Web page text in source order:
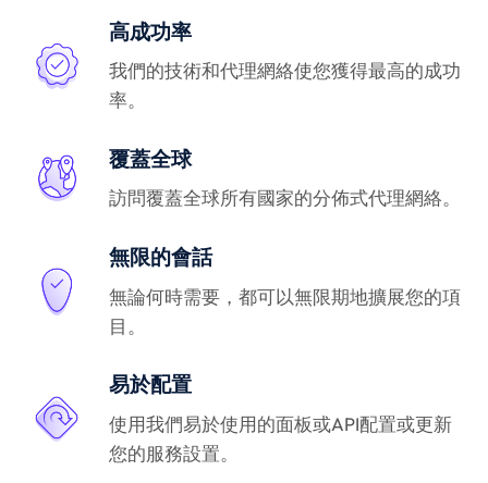
高成功率
我們的技術和代理網絡使您獲得最高的成功
率。
覆蓋全球
訪問覆蓋全球所有國家的分佈式代理網絡。
無限的會話
無論何時需要，都可以無限期地擴展您的項
目。
易於配置
使用我們易於使用的面板或API配置或更新
您的服務設置。